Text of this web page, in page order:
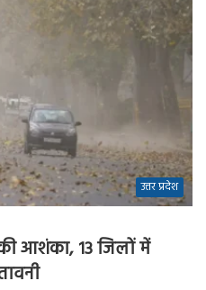
उत्तर प्रदेश
आशंका, 13 जिलों में